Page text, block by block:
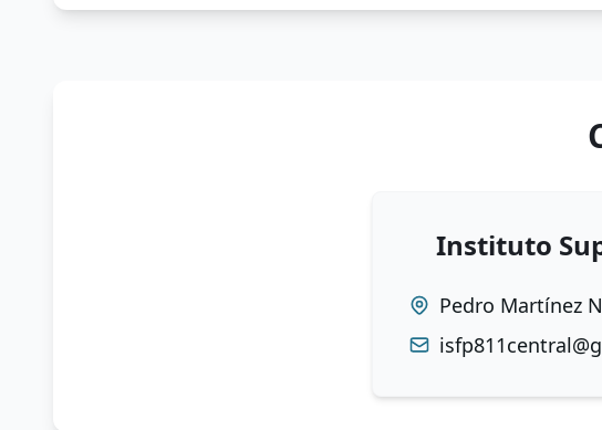
Observaciones
La documentación marcada como
Informe de desempeño académico. Emitido por
Instituto
Pedro Martínez